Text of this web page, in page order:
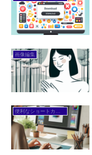
画像編集
便利なショートカットや裏技